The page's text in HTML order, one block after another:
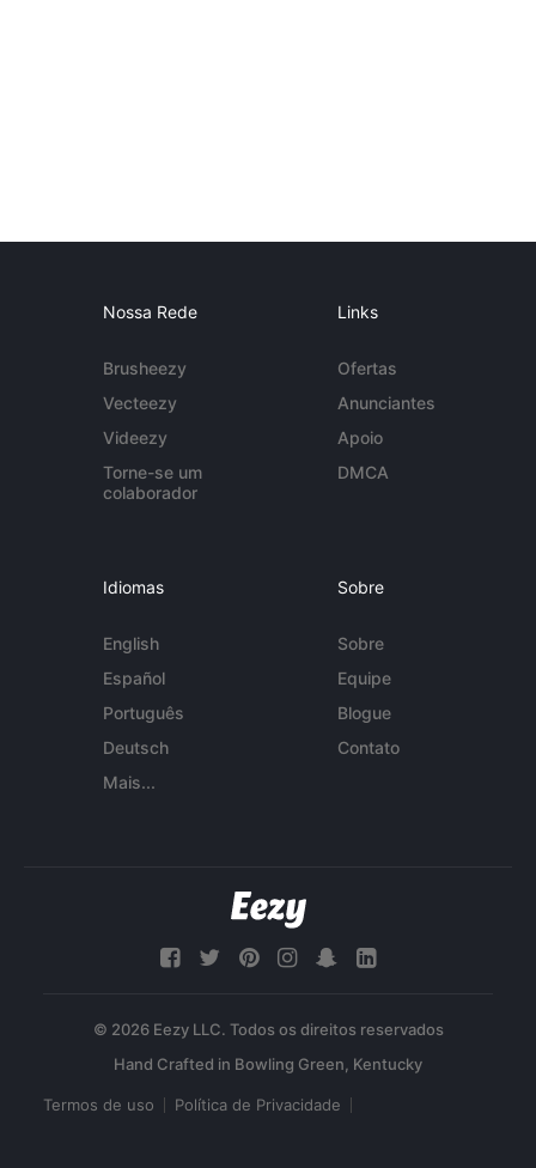
Nossa Rede
Brusheezy
Vecteezy
Videezy
Torne-se um
colaborador
Links
Ofertas
Anunciantes
Apoio
DMCA
Idiomas
English
Español
Português
Deutsch
Mais...
Sobre
Sobre
Equipe
Blogue
Contato
© 2026 Eezy LLC. Todos os direitos reservados
Termos de uso Política de Privacidade